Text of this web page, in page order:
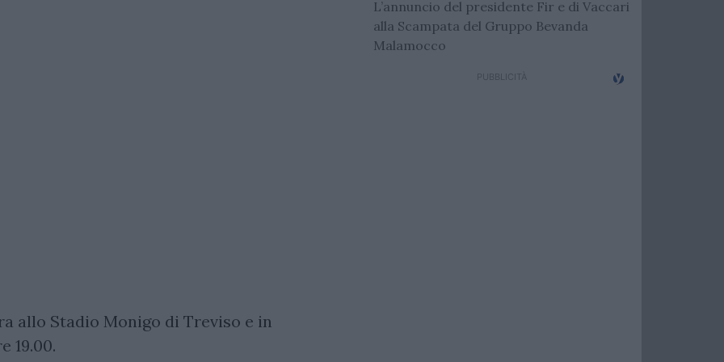
allo Stadio Monigo di Treviso e in
19.00.
L’annuncio del presidente Fir e di Vaccari
alla Scampata del Gruppo Bevanda
Malamocco